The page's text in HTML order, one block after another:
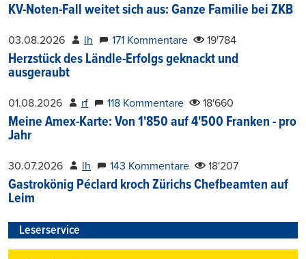
KV-Noten-Fall weitet sich aus: Ganze Familie bei ZKB
03.08.2026 lh 171 Kommentare 19'784
Herzstück des Ländle-Erfolgs geknackt und
ausgeraubt
01.08.2026 rf 118 Kommentare 18'660
Meine Amex-Karte: Von 1'850 auf 4'500 Franken - pro
Jahr
30.07.2026 lh 143 Kommentare 18'207
Gastrokönig Péclard kroch Zürichs Chefbeamten auf
Leim
Leserservice